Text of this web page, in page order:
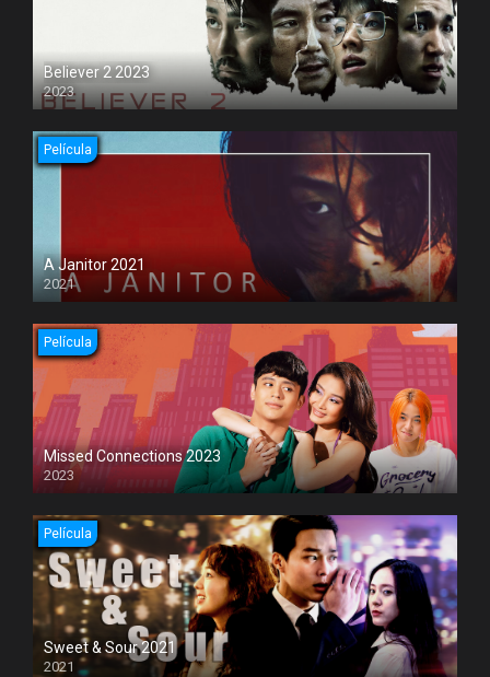
Believer 2 2023
2023
Película
A Janitor 2021
2021
Película
Missed Connections 2023
2023
Película
Sweet & Sour 2021
2021